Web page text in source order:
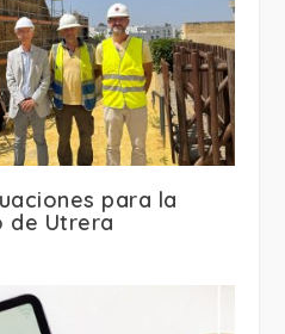
para la
de Utrera